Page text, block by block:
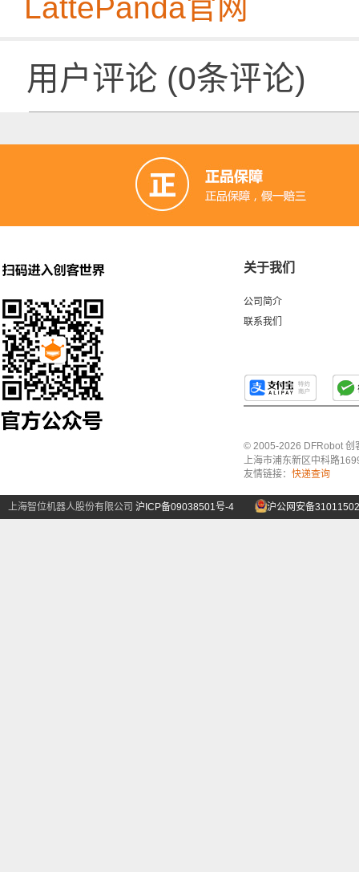
LattePanda官网
用户评论 (0条评论)
关于我们
公司简介
联系我们
© 2005-2026 DFRobot 创
上海市浦东新区中科路
友情链接： 快递查询
上海智位机器人股份有限公司 沪ICP备09038501号-4 沪公网安备